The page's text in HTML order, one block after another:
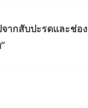
ากสับปะรดและช่อง